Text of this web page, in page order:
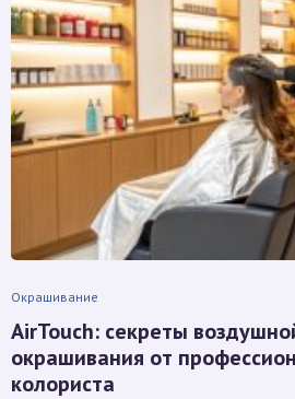
Окрашивание
AirTouch: секреты
окрашивания от
колориста